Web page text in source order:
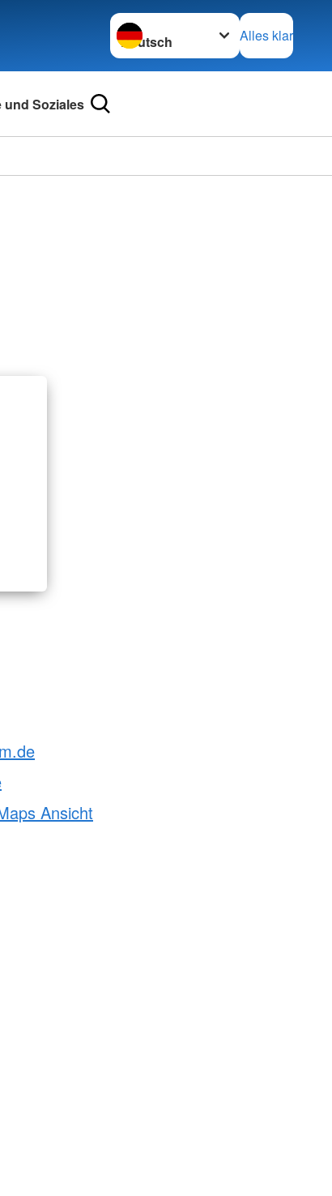
Sprache wechseln zu
Alles klar
und Soziales
Ansicht